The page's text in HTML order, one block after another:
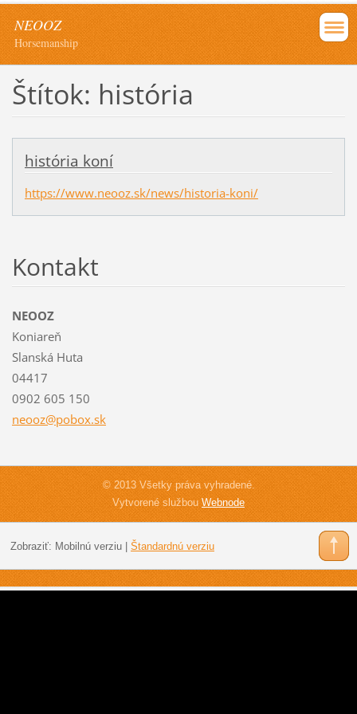
NEOOZ
Horsemanship
Štítok: história
história koní
https://www.neooz.sk/news/historia-koni/
Kontakt
NEOOZ
Koniareň
Slanská Huta
04417
0902 605 150
neooz@pobox.sk
© 2013 Všetky práva vyhradené.
Vytvorené službouWebnode
Zobraziť: Mobilnú verziu| Štandardnú verziu